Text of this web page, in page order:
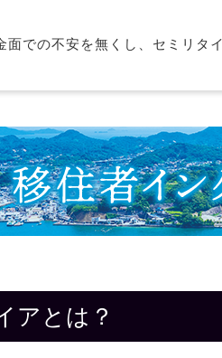
面での不安を無くし、セミリタ
アとは？